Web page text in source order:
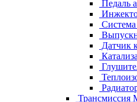
Педаль
Датчик
Трансмиссия